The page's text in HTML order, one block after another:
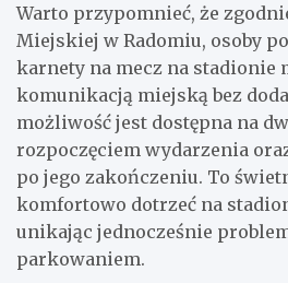
Warto przypomnieć, że
Miejskiej w Radomiu, osoby
karnety na mecz na stadionie
komunikacją miejską bez
możliwość jest dostępna na
rozpoczęciem wydarzenia
po jego zakończeniu. To
komfortowo dotrzeć na
unikając jednocześnie
parkowaniem.